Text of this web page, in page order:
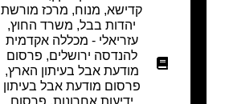
קדישא, מנוח, מרכז מורשת
יהדות בבל, משרד החוץ,
עזריאלי - מכללה אקדמית
להנדסה ירושלים, פרסום
מודעת אבל בעיתון הארץ,
פרסום מודעת אבל בעיתון
ידיעות אחרונות, פרסום